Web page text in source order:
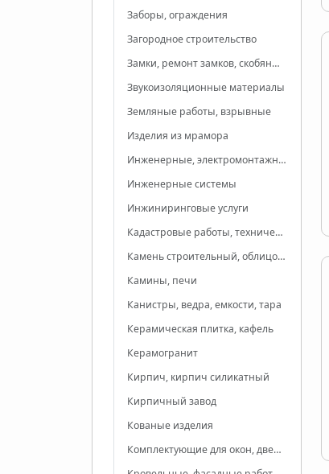
Заборы, ограждения
Загородное строительство
Замки, ремонт замков, скобяные изделия
Звукоизоляционные материалы
Земляные работы, взрывные
Изделия из мрамора
Инженерные, электромонтажные работы
Инженерные системы
Инжиниринговые услуги
Кадастровые работы, техническая инвентаризация, учет
Камень строительный, облицовочные материалы
Камины, печи
Канистры, ведра, емкости, тара
Керамическая плитка, кафель
Керамогранит
Кирпич, кирпич силикатный
Кирпичный завод
Кованые изделия
Комплектующие для окон, дверей, мебели